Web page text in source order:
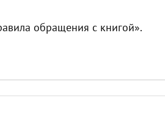
обращения с книгой».